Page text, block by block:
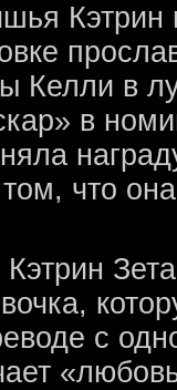
Келли в
в
что
с